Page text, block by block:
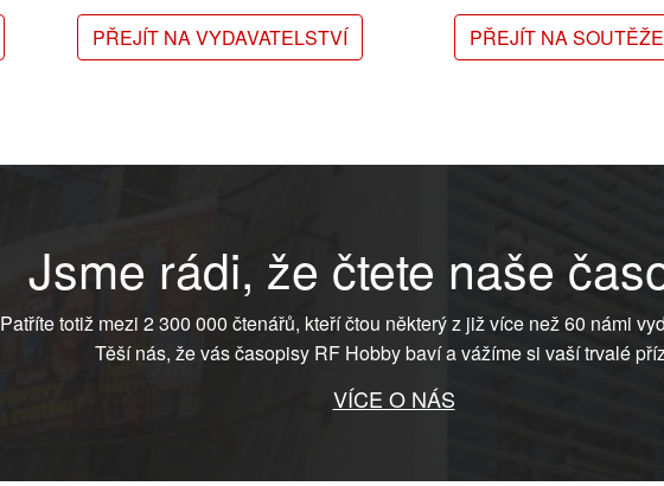
PŘEJÍT NA VYDAVATELSTVÍ
PŘEJÍT NA SOUTĚŽE
Jsme rádi, že čtete naše
Patříte totiž mezi 2 300 000 čtenářů, kteří čtou některý z již více než 60 námi
Těší nás, že vás časopisy RF Hobby baví a vážíme si vaší trvalé
VÍCE O NÁS